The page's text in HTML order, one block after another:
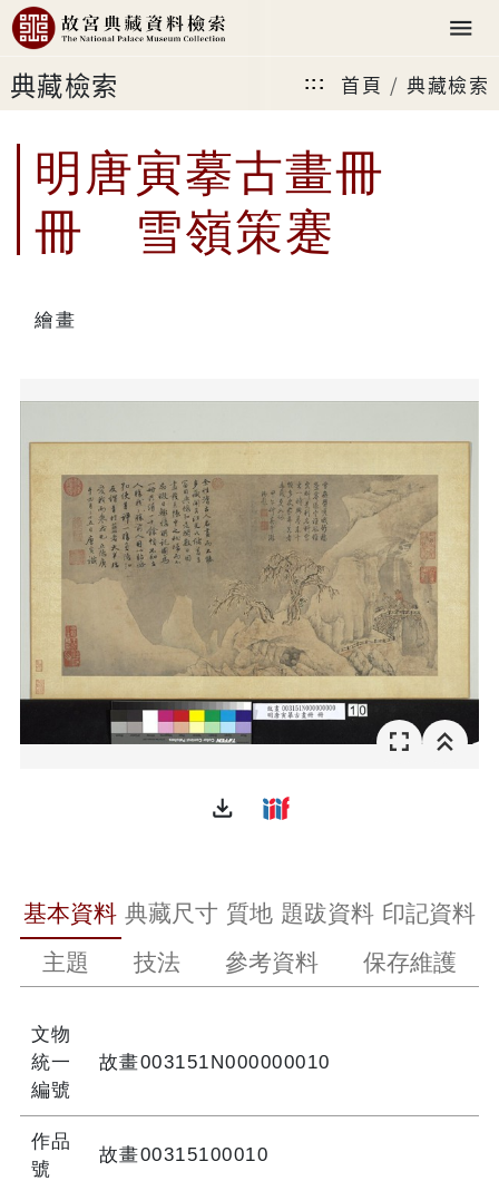
典藏檢索 ::: 首頁 典藏檢索
明唐寅摹古畫冊
冊 雪嶺策蹇
繪畫
file_download
基本資料 典藏尺寸 質地 題跋資料 印記資料
主題
技法 參考資料 保存維護
文物
統一
編號
故畫003151N000000010
作品
號
故畫00315100010